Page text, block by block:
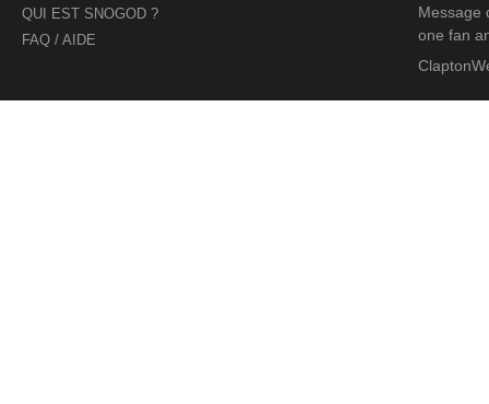
QUI EST SNOGOD ?
FAQ / AIDE
Message
one fan